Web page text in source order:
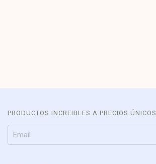
PRODUCTOS INCREIBLES A PRECIOS ÚNICOS